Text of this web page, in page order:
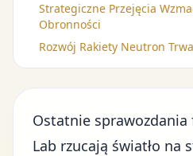
Strategiczne Przejęcia
Obronności
Rozwój Rakiety Neutron Trwa
Ostatnie
Lab rzucają światło na